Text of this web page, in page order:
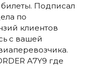
Подписал
по
клиентов
с вашей
А7Y9 где